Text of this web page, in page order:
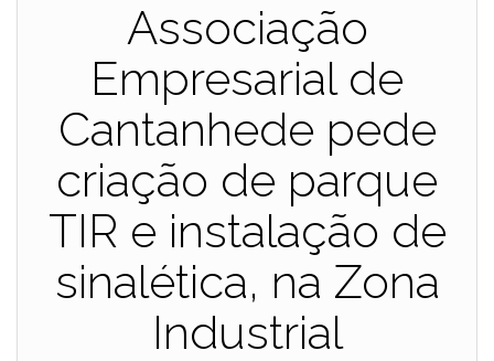
Associação
Empresarial de
Cantanhede pede
criação de parque
TIR e instalação de
sinalética, na Zona
Industrial